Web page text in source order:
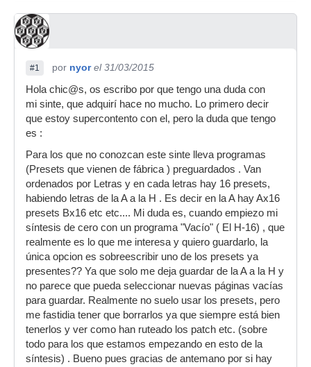
#1 por nyor el 31/03/2015
Hola chic@s, os escribo por que tengo una duda con
mi sinte, que adquirí hace no mucho. Lo primero decir
que estoy supercontento con el, pero la duda que tengo
es :
Para los que no conozcan este sinte lleva programas
(Presets que vienen de fábrica ) preguardados . Van
ordenados por Letras y en cada letras hay 16 presets,
habiendo letras de la A a la H . Es decir en la A hay Ax16
presets Bx16 etc etc.... Mi duda es, cuando empiezo mi
síntesis de cero con un programa "Vacío" ( El H-16) , que
realmente es lo que me interesa y quiero guardarlo, la
única opcion es sobreescribir uno de los presets ya
presentes?? Ya que solo me deja guardar de la A a la H y
no parece que pueda seleccionar nuevas páginas vacías
para guardar. Realmente no suelo usar los presets, pero
me fastidia tener que borrarlos ya que siempre está bien
tenerlos y ver como han ruteado los patch etc. (sobre
todo para los que estamos empezando en esto de la
síntesis) . Bueno pues gracias de antemano por si hay